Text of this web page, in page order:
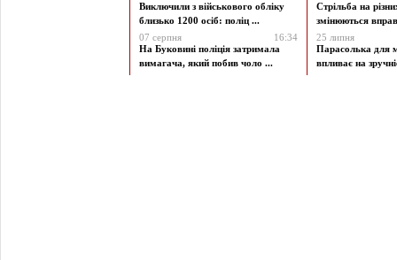
Виключили з військового обліку
близько 1200 осіб: поліц ...
07 серпня
16:34
На Буковині поліція затримала
вимагача, який побив чоло ...
Стрільба на
змінюються
25 липня
Парасолька для
впливає на